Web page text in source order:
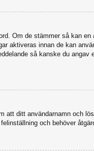
Om de stämmer så kan
aktiveras innan de kan
så kanske du
ditt användarnamn och
och behöver